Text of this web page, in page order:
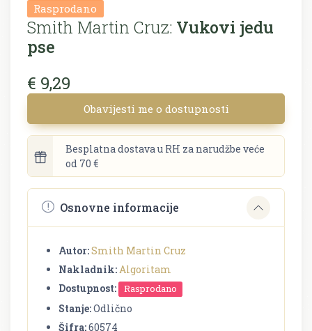
Rasprodano
Smith Martin Cruz: Vukovi jedu
pse
€ 9,29
Obavijesti me o dostupnosti
Besplatna dostava u RH za narudžbe veće
od 70 €
Osnovne informacije
Autor:Smith Martin Cruz
Nakladnik: Algoritam
Dostupnost:
Rasprodano
Stanje:Odlično
Šifra:60574